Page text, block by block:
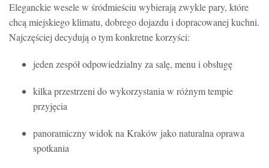
Eleganckie wesele w śródmieściu wybierają zwykle pary, które
chcą miejskiego klimatu, dobrego dojazdu i dopracowanej kuchni.
Najczęściej decydują o tym konkretne korzyści:
jeden zespół odpowiedzialny za salę, menu i obsługę
kilka przestrzeni do wykorzystania w różnym tempie
przyjęcia
panoramiczny widok na Kraków jako naturalna oprawa
spotkania